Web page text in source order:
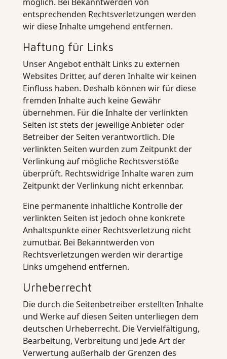
möglich. Bei Bekanntwerden von
entsprechenden Rechtsverletzungen werden
wir diese Inhalte umgehend entfernen.
Haftung für Links
Unser Angebot enthält Links zu externen
Websites Dritter, auf deren Inhalte wir keinen
Einfluss haben. Deshalb können wir für diese
fremden Inhalte auch keine Gewähr
übernehmen. Für die Inhalte der verlinkten
Seiten ist stets der jeweilige Anbieter oder
Betreiber der Seiten verantwortlich. Die
verlinkten Seiten wurden zum Zeitpunkt der
Verlinkung auf mögliche Rechtsverstöße
überprüft. Rechtswidrige Inhalte waren zum
Zeitpunkt der Verlinkung nicht erkennbar.
Eine permanente inhaltliche Kontrolle der
verlinkten Seiten ist jedoch ohne konkrete
Anhaltspunkte einer Rechtsverletzung nicht
zumutbar. Bei Bekanntwerden von
Rechtsverletzungen werden wir derartige
Links umgehend entfernen.
Urheberrecht
Die durch die Seitenbetreiber erstellten Inhalte
und Werke auf diesen Seiten unterliegen dem
deutschen Urheberrecht. Die Vervielfältigung,
Bearbeitung, Verbreitung und jede Art der
Verwertung außerhalb der Grenzen des